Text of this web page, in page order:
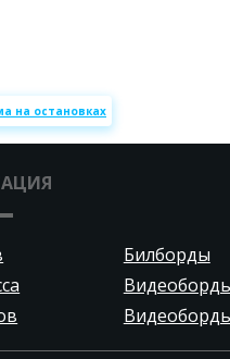
на остановках
Билборды